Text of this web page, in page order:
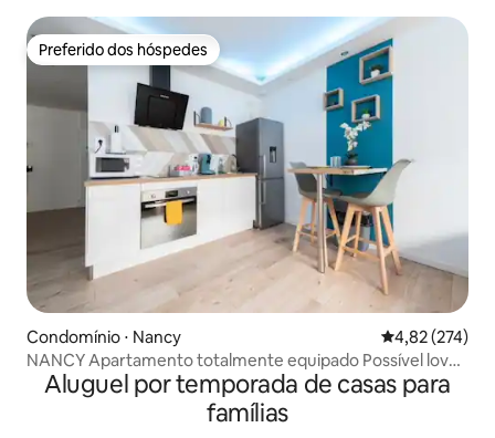
Preferido dos hóspedes
Preferido dos hóspedes
Condomínio ⋅ Nancy 4,82 de uma
4,82 (274)
NANCY Apartamento totalmente equipado Possível love
room
Aluguel por temporada de casas para
famílias